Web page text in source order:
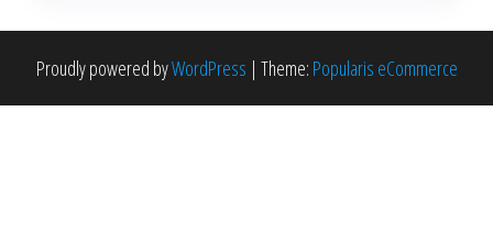
Proudly powered byWordPress | Theme: Popularis eCommerce